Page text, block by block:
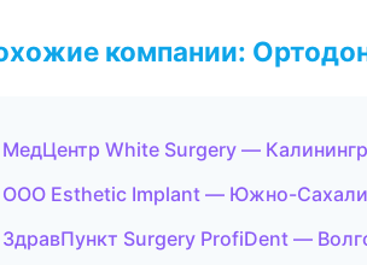
компании:
МедЦентр White Surgery —
ООО Esthetic Implant — Южно-
ЗдравПункт Surgery ProfiDent —